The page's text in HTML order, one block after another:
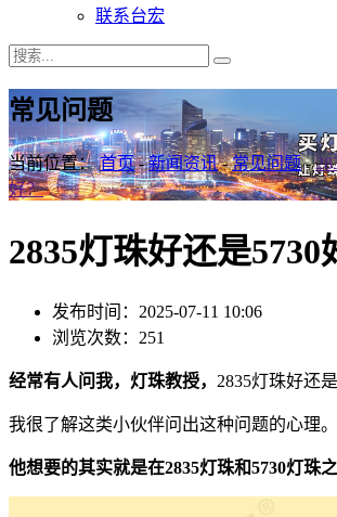
联系台宏
常见问题
当前位置：首页-新闻资讯-常见问题-
好？
2835灯珠好还是5730
发布时间：2025-07-11 10:06
浏览次数：251
经常有人问我，灯珠教授， 2835灯珠好还是
我很了解这类小伙伴问出这种问题的心理。
他想要的其实就是在2835灯珠和5730灯珠